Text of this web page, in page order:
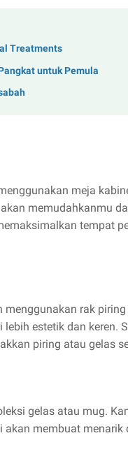
Treatments
untuk Pemula
meja
memudahkanmu
tempat
rak
estetik dan keren.
piring atau gelas
gelas atau mug.
membuat menarik